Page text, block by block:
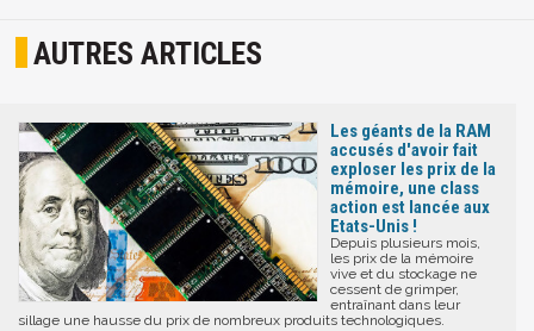
AUTRES ARTICLES
Les géants de la RAM
accusés d'avoir fait
exploser les prix de la
mémoire, une class
action est lancée aux
Etats-Unis !
Depuis plusieurs mois,
les prix de la mémoire
vive et du stockage ne
cessent de grimper,
entraînant dans leur
sillage une hausse du prix de nombreux produits technologiques.